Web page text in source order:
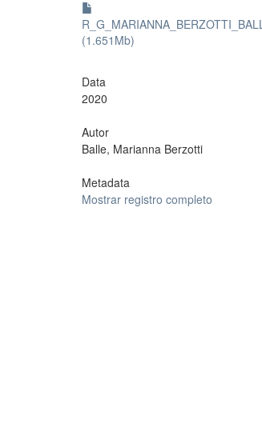
(1.651Mb)
Data
2020
Autor
Balle, Marianna Berzotti
Metadata
Mostrar registro completo